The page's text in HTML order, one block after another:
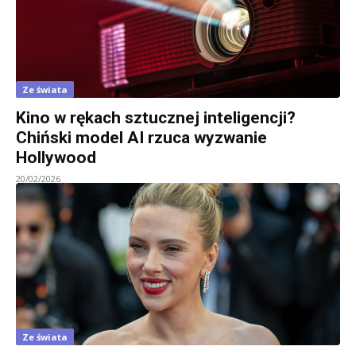
Ze świata
Kino w rękach sztucznej inteligencji?
Chiński model AI rzuca wyzwanie
Hollywood
20/02/2026
Ze świata